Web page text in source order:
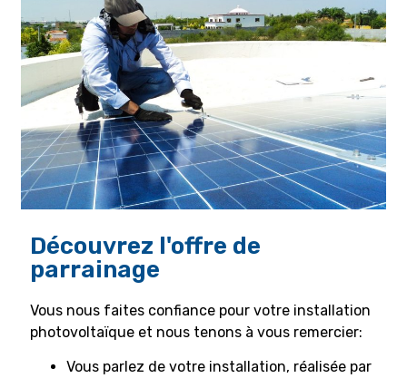
Découvrez l'offre de
parrainage
Vous nous faites confiance pour votre installation
photovoltaïque et nous tenons à vous remercier:
Vous parlez de votre installation, réalisée par